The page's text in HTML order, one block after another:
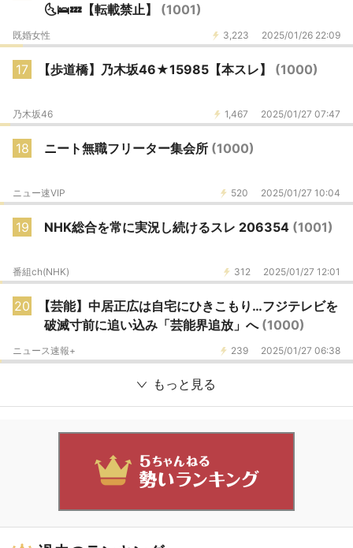
🌜️🛌💤【転載禁止】 (1001)
3,223 2025/01/26 22:09
既婚女性
17 【歩道橋】乃木坂46★15985【本スレ】 (1000)
1,467 2025/01/27 07:47
乃木坂46
18 ニート無職フリーター集会所 (1000)
520 2025/01/27 10:04
ニュー速VIP
19 NHK総合を常に実況し続けるスレ 206354 (1001)
312 2025/01/27 12:01
番組ch(NHK)
20
【芸能】中居正広は自宅にひきこもり…フジテレビを
破滅寸前に追い込み「芸能界追放」へ (1000)
239 2025/01/27 06:38
ニュース速報+
もっと見る